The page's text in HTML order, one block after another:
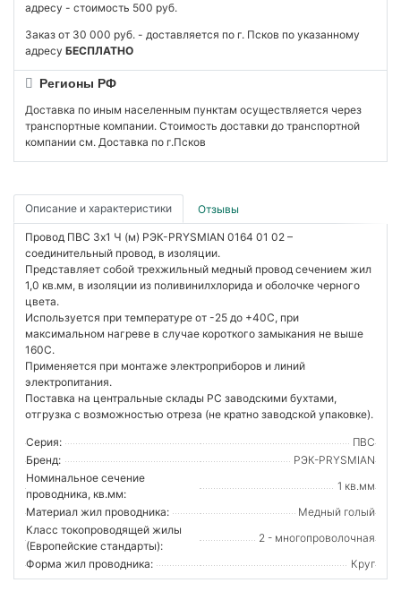
адресу - стоимость 500 руб.
Заказ от 30 000 руб. - доставляется по г. Псков по указанному
адресу БЕСПЛАТНО
Регионы РФ
Доставка по иным населенным пунктам осуществляется через
транспортные компании. Стоимость доставки до транспортной
компании см. Доставка по г.Псков
Описание и характеристики Отзывы
Провод ПВС 3х1 Ч (м) РЭК-PRYSMIAN 0164 01 02 –
соединительный провод, в изоляции.
Представляет собой трехжильный медный провод сечением жил
1,0 кв.мм, в изоляции из поливинилхлорида и оболочке черного
цвета.
Используется при температуре от -25 до +40С, при
максимальном нагреве в случае короткого замыкания не выше
160С.
Применяется при монтаже электроприборов и линий
электропитания.
Поставка на центральные склады РС заводскими бухтами,
отгрузка с возможностью отреза (не кратно заводской упаковке).
Серия:
ПВС
Бренд:
РЭК-PRYSMIAN
Номинальное сечение
проводника, кв.мм:
1 кв.мм
Материал жил проводника:
Медный голый
Класс токопроводящей жилы
(Европейские стандарты):
2 - многопроволочная
Форма жил проводника:
Круг